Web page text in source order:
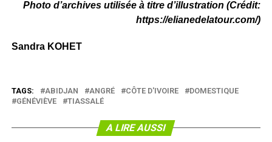
Photo d’archives utilisée à titre d’illustration (Crédit:
https://elianedelatour.com/)
Sandra KOHET
TAGS: ABIDJAN ANGRÉ CÔTE D'IVOIRE
DOMESTIQUE
GÉNÉVIÈVE
TIASSALÉ
A LIRE AUSSI